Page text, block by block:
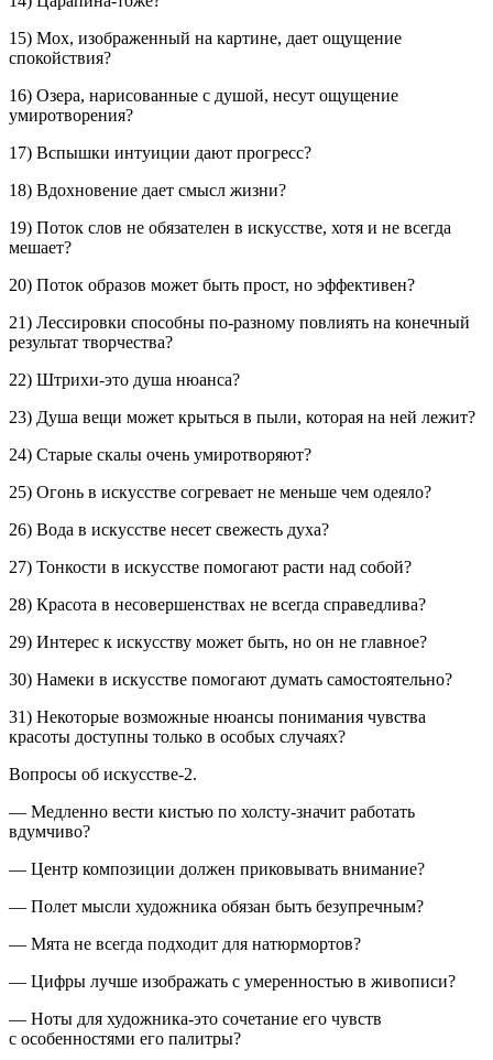
15) Мох, изображенный на картине, дает ощущение
спокойствия?
16) Озера, нарисованные с душой, несут ощущение
умиротворения?
17) Вспышки интуиции дают прогресс?
18) Вдохновение дает смысл жизни?
19) Поток слов не обязателен в искусстве, хотя и не всегда
мешает?
20) Поток образов может быть прост, но эффективен?
21) Лессировки способны по-разному повлиять на конечный
результат творчества?
22) Штрихи-это душа нюанса?
23) Душа вещи может крыться в пыли, которая на ней лежит?
24) Старые скалы очень умиротворяют?
25) Огонь в искусстве согревает не меньше чем одеяло?
26) Вода в искусстве несет свежесть духа?
27) Тонкости в искусстве помогают расти над собой?
28) Красота в несовершенствах не всегда справедлива?
29) Интерес к искусству может быть, но он не главное?
30) Намеки в искусстве помогают думать самостоятельно?
31) Некоторые возможные нюансы понимания чувства
красоты доступны только в особых случаях?
Вопросы об искусстве-2.
— Медленно вести кистью по холсту-значит работать
вдумчиво?
— Центр композиции должен приковывать внимание?
— Полет мысли художника обязан быть безупречным?
— Мята не всегда подходит для натюрмортов?
— Цифры лучше изображать с умеренностью в живописи?
— Ноты для художника-это сочетание его чувств
с особенностями его палитры?